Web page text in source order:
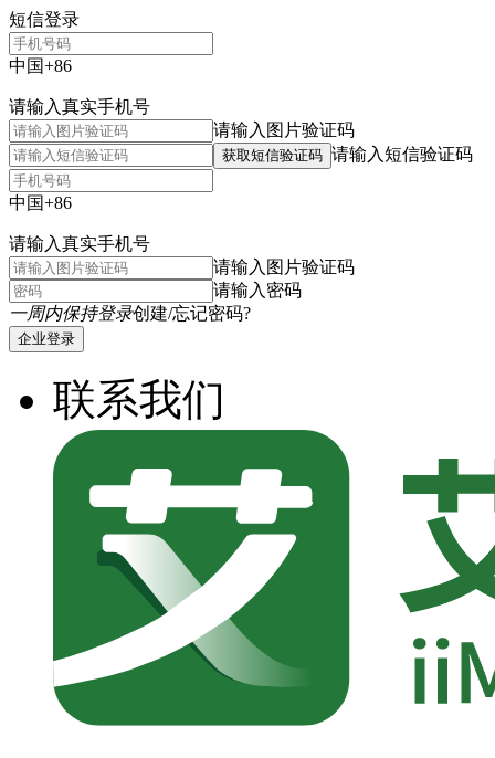
短信登录
中国+86
请输入真实手机号
请输入图片验证码
获取短信验证码 请输入短信验证码
中国+86
请输入真实手机号
请输入图片验证码
请输入密码
一周内保持登录创建/忘记密码?
企业登录
联系我们